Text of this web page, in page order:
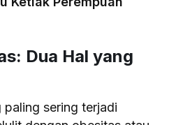
Dua Hal yang
paling sering terjadi